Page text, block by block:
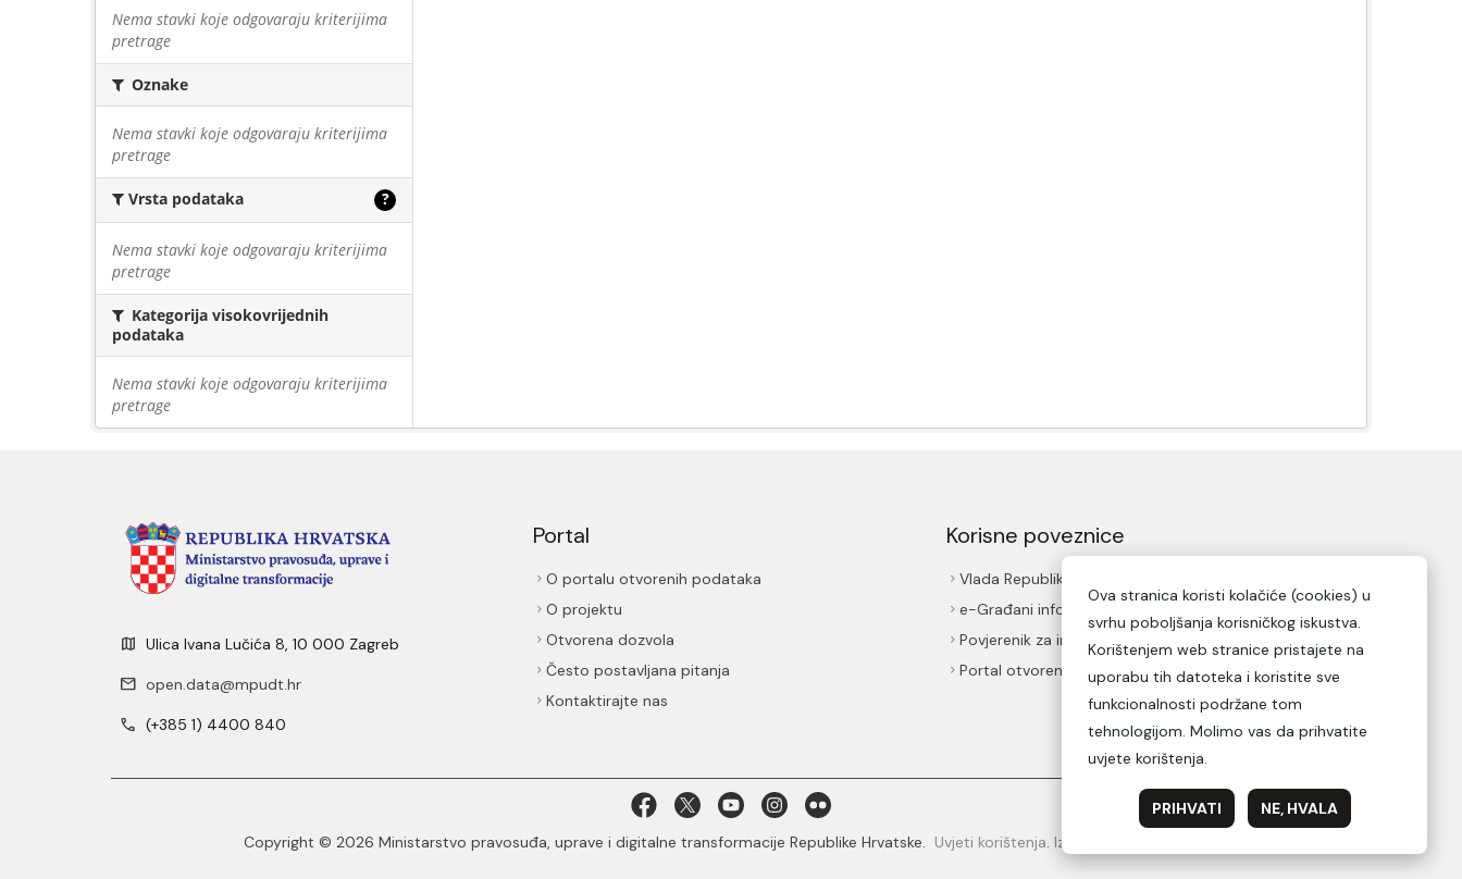
Nema stavki koje odgovaraju kriterijima
pretrage
Oznake
Nema stavki koje odgovaraju kriterijima
pretrage
Vrsta podataka ?
Nema stavki koje odgovaraju kriterijima
pretrage
Kategorija visokovrijednih
podataka
Nema stavki koje odgovaraju kriterijima
pretrage